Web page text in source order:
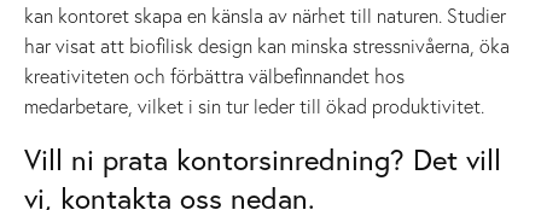
kan kontoret skapa en känsla av närhet till naturen. Studier
har visat att biofilisk design kan minska stressnivåerna, öka
kreativiteten och förbättra välbefinnandet hos
medarbetare, vilket i sin tur leder till ökad produktivitet.
Vill ni prata kontorsinredning? Det vill
vi, kontakta oss nedan.